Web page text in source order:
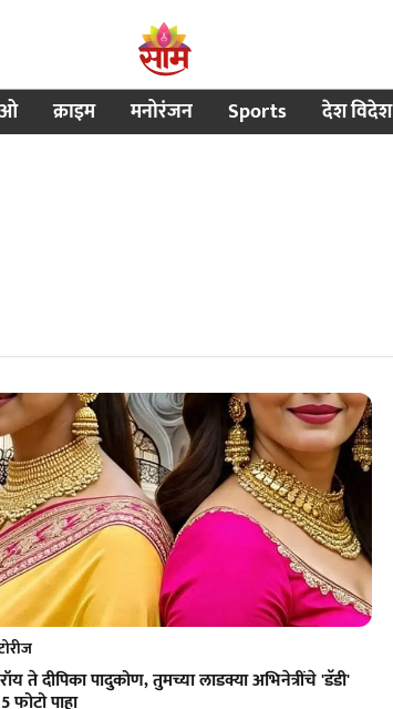
क्राइम मनोरंजन Sports देश विदेश
रॉय ते दीपिका पादुकोण, तुमच्या लाडक्या अभिनेत्रींचे 'डॅडी'
फोटो पाहा